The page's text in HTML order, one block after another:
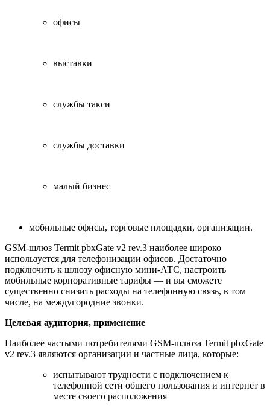
офисы
выставки
службы такси
службы доставки
малый бизнес
мобильные офисы, торговые площадки, организации.
GSM-шлюз Termit pbxGate v2 rev.3 наиболее широко
используется для телефонизации офисов. Достаточно
подключить к шлюзу офисную мини-АТС, настроить
мобильные корпоративные тарифы — и вы сможете
существенно снизить расходы на телефонную связь, в том
числе, на междугородние звонки.
Целевая аудитория, применение
Наиболее частыми потребителями GSM-шлюза Termit pbxGate
v2 rev.3 являются организации и частные лица, которые:
испытывают трудности с подключением к
телефонной сети общего пользования и интернет в
месте своего расположения